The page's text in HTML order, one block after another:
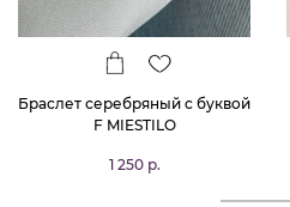
Браслет серебряный с буквой
F MIESTILO
1 250 р.